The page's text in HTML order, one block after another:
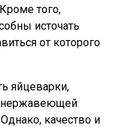
того,
источать
от которого
яйцеварки,
нержавеющей
качество и